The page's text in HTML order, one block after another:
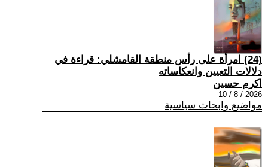
(24) امرأة على رأس منطقة القامشلي: قراءة في
دلالات التعيين وانعكاساته
اكرم حسين
2026 / 8 / 10
مواضيع وابحاث سياسية